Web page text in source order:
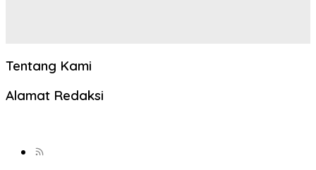
Tentang Kami
Alamat Redaksi